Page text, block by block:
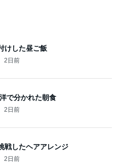
けした昼ご飯
2日前
で分かれた朝食
2日前
戦したヘアアレンジ
2日前